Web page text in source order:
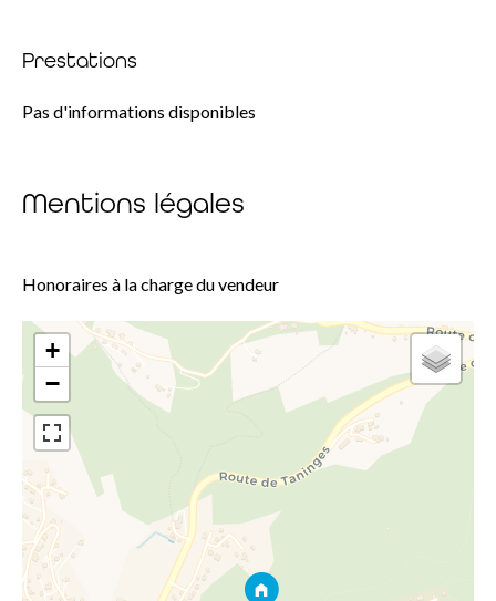
Prestations
Pas d'informations disponibles
Mentions légales
Honoraires à la charge du vendeur
+
−